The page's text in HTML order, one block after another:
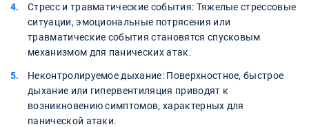
Стресс и травматические события: Тяжелые стрессовые
ситуации, эмоциональные потрясения или
травматические события становятся спусковым
механизмом для панических атак.
Неконтролируемое дыхание: Поверхностное, быстрое
дыхание или гипервентиляция приводят к
возникновению симптомов, характерных для
панической атаки.